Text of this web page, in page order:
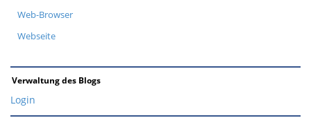
Web-Browser
Webseite
Verwaltung des Blogs
Login